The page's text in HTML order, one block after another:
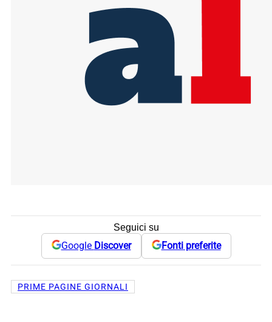
Seguici su
Google Discover Fonti preferite
PRIME PAGINE GIORNALI